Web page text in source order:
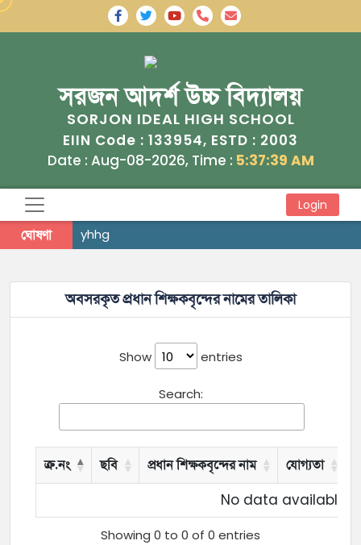
সরজন আদর্শ উচ্চ বিদ্যালয়
SORJON IDEAL HIGH SCHOOL
EIIN Code : 133954, ESTD : 2003
Date : Aug-08-2026, Time : 5:37:39 AM
Login
ঘোষণা yhhg
অবসরকৃত প্রধান শিক্ষকবৃন্দের নামের তালিকা
Show entries
Search:
ক্র.নং ছবি প্রধান শিক্ষকবৃন্দের নাম যোগ্যতা
No data available
Showing 0 to 0 of 0 entries